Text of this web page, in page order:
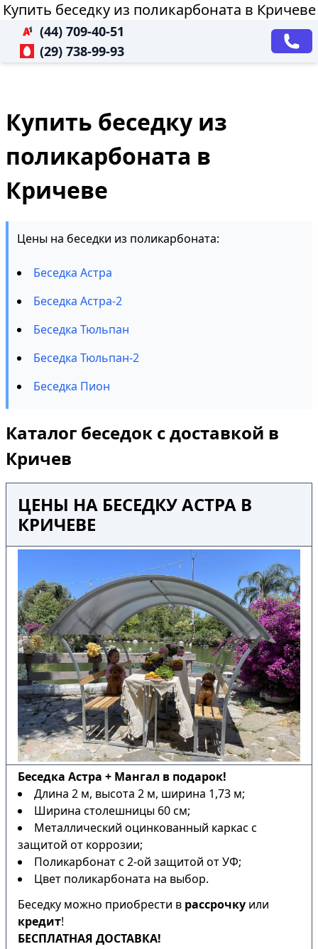
Купить беседку из поликарбоната в Кричеве
(44) 709-40-51
(29) 738-99-93
Купить беседку из
поликарбоната в
Кричеве
Цены на беседки из поликарбоната:
Беседка Астра
Беседка Астра-2
Беседка Тюльпан
Беседка Тюльпан-2
Беседка Пион
Каталог беседок с доставкой в
Кричев
ЦЕНЫ НА БЕСЕДКУ АСТРА В
КРИЧЕВЕ
Беседка Астра + Мангал в подарок!
Длина 2 м, высота 2 м, ширина 1,73 м;
Ширина столешницы 60 см;
Металлический оцинкованный каркас с
защитой от коррозии;
Поликарбонат с 2-ой защитой от УФ;
Цвет поликарбоната на выбор.
Беседку можно приобрести в рассрочку или
кредит!
БЕСПЛАТНАЯ ДОСТАВКА!